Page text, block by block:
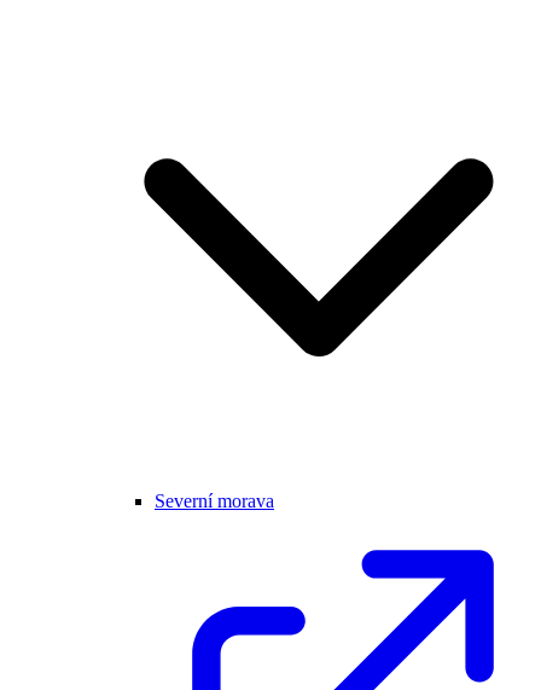
Severní morava